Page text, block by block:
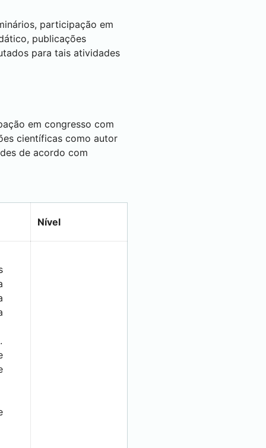
participação em
publicações
para tais atividades
em congresso com
científicas como autor
de acordo com
Nível